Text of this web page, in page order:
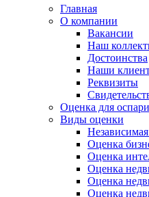
Главная
О компании
Вакансии
Наш
Достоинства
Наши
Реквизиты
Оценка для
Виды оценки
Оценка
Оценка
Оценка
Оценка
Оценка